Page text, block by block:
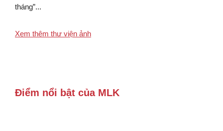
tháng”...
Xem thêm thư viện ảnh
Điểm nổi bật của MLK